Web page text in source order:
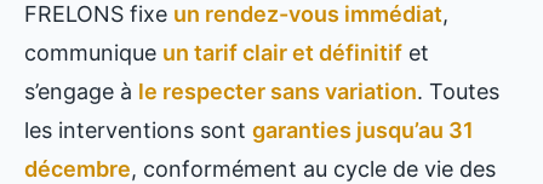
FRELONS fixe un rendez-vous immédiat,
communique un tarif clair et définitif et
s’engage à le respecter sans variation. Toutes
les interventions sont garanties jusqu’au 31
décembre, conformément au cycle de vie des